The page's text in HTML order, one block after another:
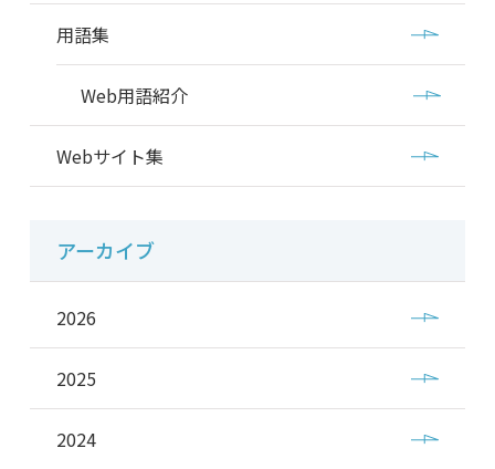
用語集
Web用語紹介
Webサイト集
アーカイブ
2026
2025
2024